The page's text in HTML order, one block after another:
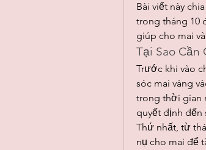
Bài viết này
trong tháng 10
giúp cho mai
Tại Sao Cần
Trước khi vào
sóc mai vàng
trong thời gian
quyết định đến
Thứ nhất, từ
nụ cho mai để